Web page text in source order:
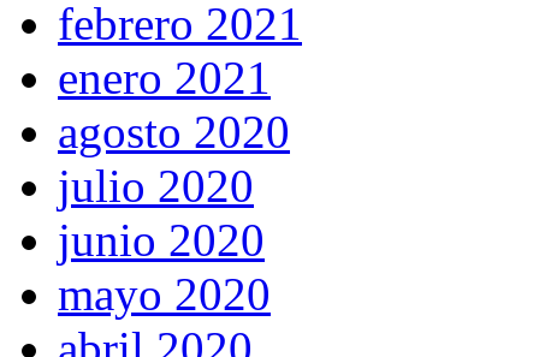
febrero 2021
enero 2021
agosto 2020
julio 2020
junio 2020
mayo 2020